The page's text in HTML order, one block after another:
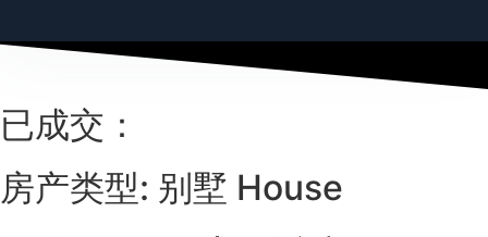
已成交：
房产类型: 别墅 House